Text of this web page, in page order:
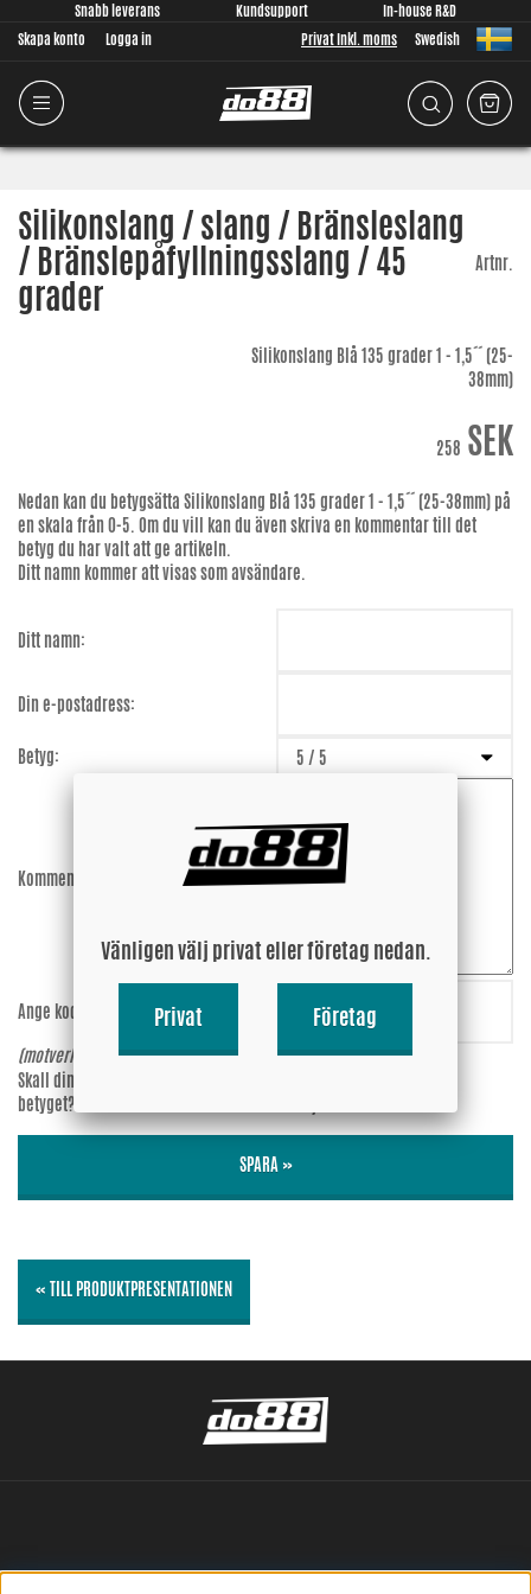
Snabb leverans Kundsupport
In-house R&D
Skapa konto
Logga in Privat Inkl. moms Swedish
Silikonslang / slang / Bränsleslang
/ Bränslepåfyllningsslang / 45
grader
Artnr.
Silikonslang Blå 135 grader 1 - 1,5´´ (25-
38mm)
258 SEK
Nedan kan du betygsätta Silikonslang Blå 135 grader 1 - 1,5´´ (25-38mm) på
en skala från 0-5. Om du vill kan du även skriva en kommentar till det
betyg du har valt att ge artikeln.
Ditt namn kommer att visas som avsändare.
Ditt namn:
Din e-postadress:
Betyg:
Kommentar:
Ange koden:
(motverkar spam)
Skall din epost-adress synas vid
betyget?
SPARA »
« TILL PRODUKTPRESENTATIONEN
Vänligen välj privat eller företag nedan.
Privat Företag